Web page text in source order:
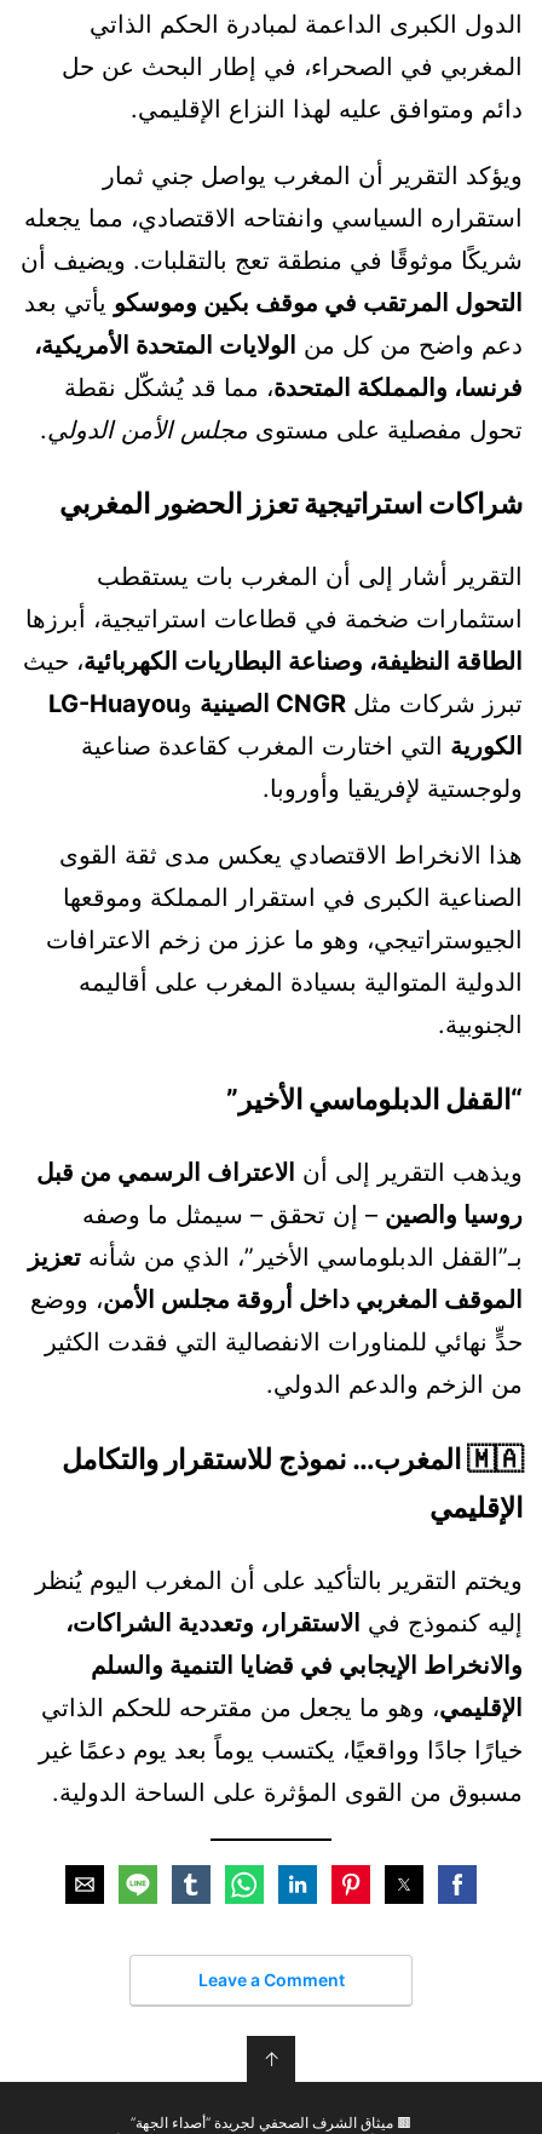
الدول الكبرى الداعمة لمبادرة الحكم الذاتي
المغربي في الصحراء، في إطار البحث عن حل
دائم ومتوافق عليه لهذا النزاع الإقليمي.
ويؤكد التقرير أن المغرب يواصل جني ثمار
استقراره السياسي وانفتاحه الاقتصادي، مما يجعله
شريكًا موثوقًا في منطقة تعج بالتقلبات. ويضيف أن
التحول المرتقب في موقف بكين وموسكو يأتي بعد
دعم واضح من كل من الولايات المتحدة الأمريكية،
فرنسا، والمملكة المتحدة، مما قد يُشكّل نقطة
تحول مفصلية على مستوى مجلس الأمن الدولي.
شراكات استراتيجية تعزز الحضور المغربي
التقرير أشار إلى أن المغرب بات يستقطب
استثمارات ضخمة في قطاعات استراتيجية، أبرزها
الطاقة النظيفة، وصناعة البطاريات الكهربائية، حيث
تبرز شركات مثل CNGR الصينية وLG-Huayou
الكورية التي اختارت المغرب كقاعدة صناعية
ولوجستية لإفريقيا وأوروبا.
هذا الانخراط الاقتصادي يعكس مدى ثقة القوى
الصناعية الكبرى في استقرار المملكة وموقعها
الجيوستراتيجي، وهو ما عزز من زخم الاعترافات
الدولية المتوالية بسيادة المغرب على أقاليمه
الجنوبية.
“القفل الدبلوماسي الأخير”
ويذهب التقرير إلى أن الاعتراف الرسمي من قبل
روسيا والصين – إن تحقق – سيمثل ما وصفه
بـ”القفل الدبلوماسي الأخير”، الذي من شأنه تعزيز
الموقف المغربي داخل أروقة مجلس الأمن، ووضع
حدٍّ نهائي للمناورات الانفصالية التي فقدت الكثير
من الزخم والدعم الدولي.
🇲🇦 المغرب… نموذج للاستقرار والتكامل
الإقليمي
ويختم التقرير بالتأكيد على أن المغرب اليوم يُنظر
إليه كنموذج في الاستقرار، وتعددية الشراكات،
والانخراط الإيجابي في قضايا التنمية والسلم
الإقليمي، وهو ما يجعل من مقترحه للحكم الذاتي
خيارًا جادًا وواقعيًا، يكتسب يوماً بعد يوم دعمًا غير
مسبوق من القوى المؤثرة على الساحة الدولية.
Leave a Comment
↑
🟫 ميثاق الشرف الصحفي لجريدة “أصداء الجهة”